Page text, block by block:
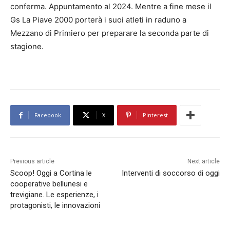
conferma. Appuntamento al 2024. Mentre a fine mese il
Gs La Piave 2000 porterà i suoi atleti in raduno a
Mezzano di Primiero per preparare la seconda parte di
stagione.
Facebook X Pinterest
Previous article
Scoop! Oggi a Cortina le
cooperative bellunesi e
trevigiane. Le esperienze, i
protagonisti, le innovazioni
Next article
Interventi di soccorso di oggi